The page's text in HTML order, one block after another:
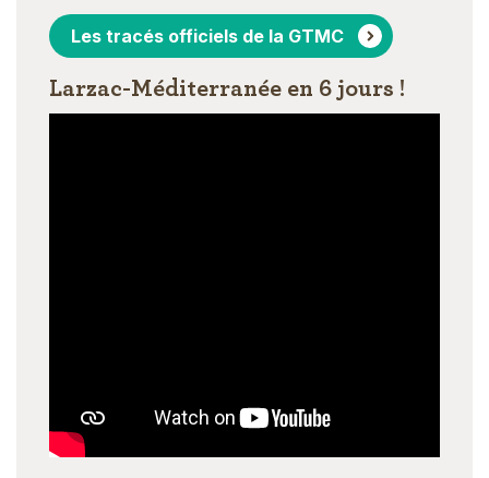
Les tracés officiels de la GTMC
Larzac-Méditerranée en 6 jours !